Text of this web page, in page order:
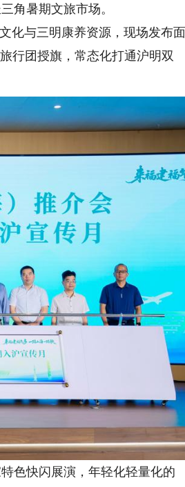
角暑期文旅市场。
与三明康养资源，现场发布面
行团授旗，常态化打通沪明双
色快闪展演，年轻化轻量化的